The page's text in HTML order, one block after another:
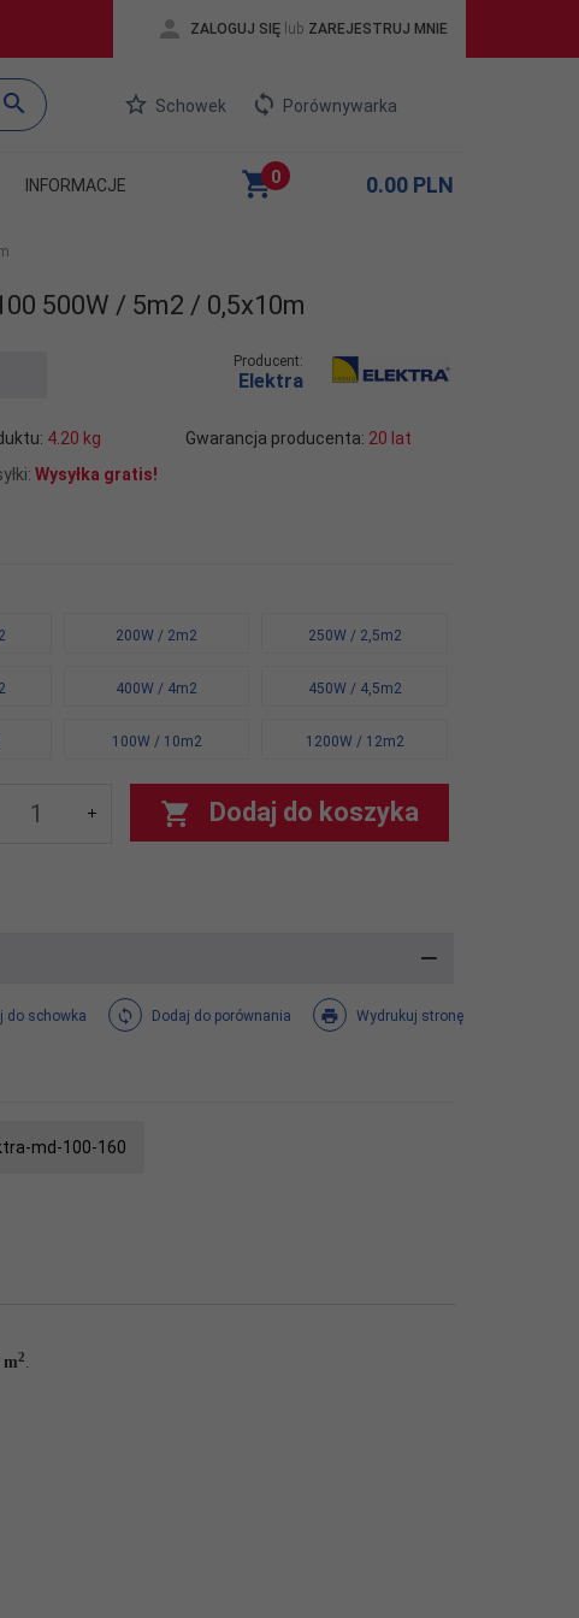
ZALOGUJ SIĘ lub ZAREJESTRUJ MNIE
Schowek Porównywarka
INFORMACJE 0 0.00PLN
500W / 5m2 / 0,5x10m
Producent:
Elektra
4.20 kg Gwarancja producenta: 20 lat
Wysyłka gratis!
200W / 2m2 250W / 2,5m2
400W / 4m2 450W / 4,5m2
100W / 10m2 1200W / 12m2
Dodaj do koszyka
do schowka Dodaj do porównania Wydrukuj stronę
md-100-160
m2.